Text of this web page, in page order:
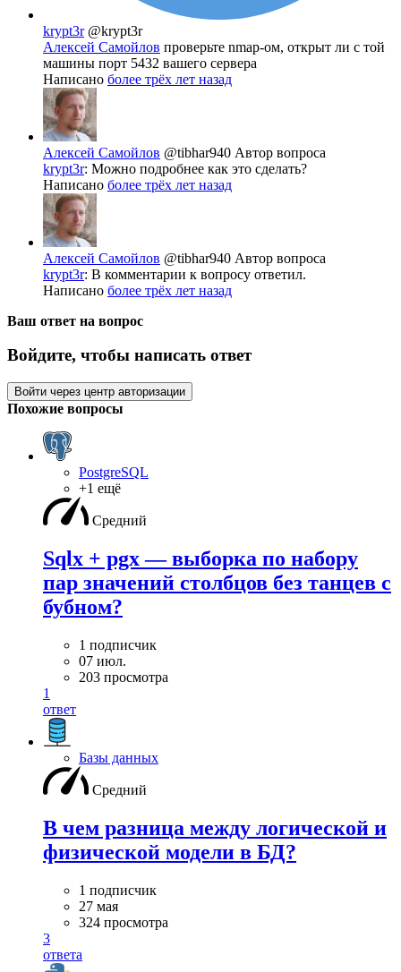
krypt3r @krypt3r
Алексей Самойлов проверьте nmap-ом, открыт ли с той
машины порт 5432 вашего сервера
Написано более трёх лет назад
Алексей Самойлов @tibhar940 Автор вопроса
krypt3r: Можно подробнее как это сделать?
Написано более трёх лет назад
Алексей Самойлов @tibhar940 Автор вопроса
krypt3r: В комментарии к вопросу ответил.
Написано более трёх лет назад
Ваш ответ на вопрос
Войдите, чтобы написать ответ
Войти через центр авторизации
Похожие вопросы
PostgreSQL
+1 ещё
Средний
Sqlx + pgx — выборка по набору
пар значений столбцов без танцев с
бубном?
1 подписчик
07 июл.
203 просмотра
1
ответ
Базы данных
Средний
В чем разница между логической и
физической модели в БД?
1 подписчик
27 мая
324 просмотра
3
ответа